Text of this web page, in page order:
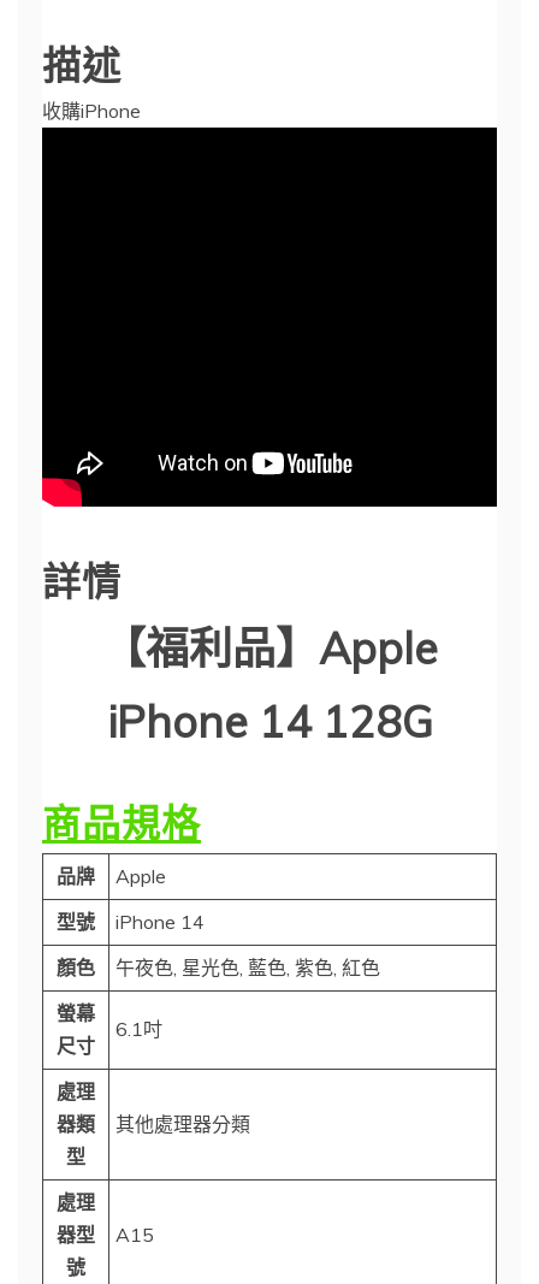
描述
收購iPhone
詳情
【福利品】Apple
iPhone 14 128G
商品規格
品牌
Apple
型號
iPhone 14
顏色
午夜色, 星光色, 藍色, 紫色, 紅色
螢幕
尺寸
6.1吋
處理
器類
型
其他處理器分類
處理
器型
號
A15